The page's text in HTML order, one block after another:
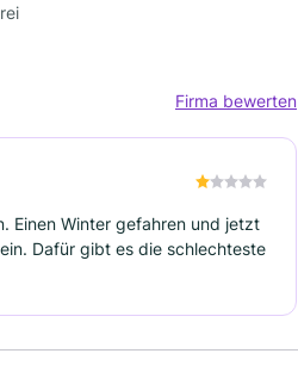
Firma bewerten
Einen Winter gefahren und jetzt
Dafür gibt es die schlechteste